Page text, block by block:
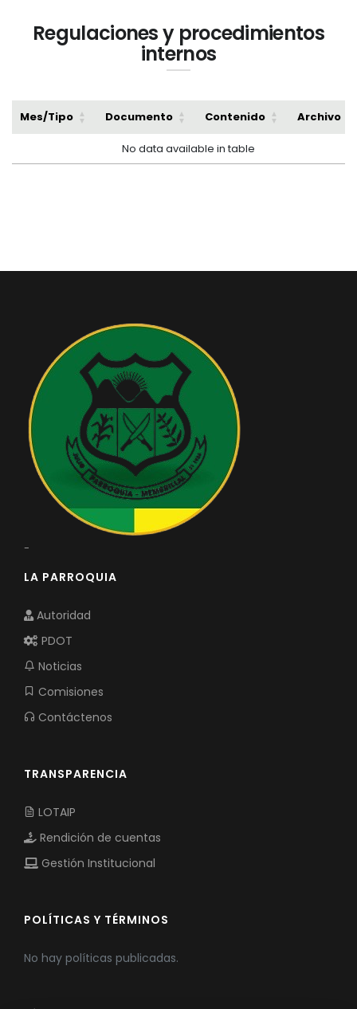
Regulaciones y procedimientos
internos
Mes/Tipo Documento Contenido Archivo
No data available in table
-
LA PARROQUIA
Autoridad
PDOT
Noticias
Comisiones
Contáctenos
TRANSPARENCIA
LOTAIP
Rendición de cuentas
Gestión Institucional
POLÍTICAS Y TÉRMINOS
No hay políticas publicadas.